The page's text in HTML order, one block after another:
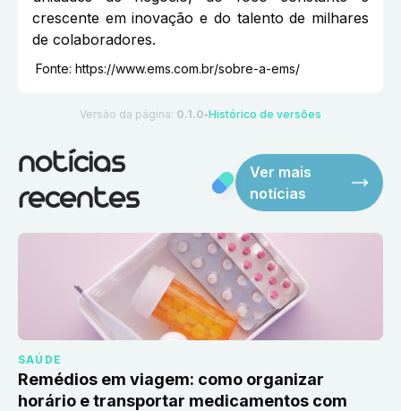
crescente em inovação e do talento de milhares
de colaboradores.
Fonte: https://www.ems.com.br/sobre-a-ems/
Versão da página: 0.1.0 ●Histórico de versões
notícias
recentes
Ver mais
notícias
SAÚDE
Remédios em viagem: como organizar
horário e transportar medicamentos com